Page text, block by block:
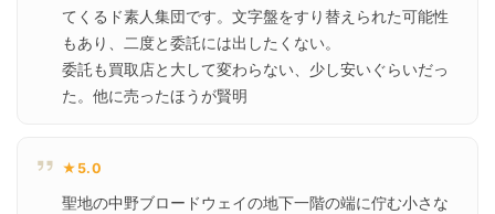
てくるド素人集団です。文字盤をすり替えられた可能性
もあり、二度と委託には出したくない。
委託も買取店と大して変わらない、少し安いぐらいだっ
た。他に売ったほうが賢明
★5.0
聖地の中野ブロードウェイの地下一階の端に佇む小さな